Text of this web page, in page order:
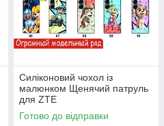
Силіконовий чохол із
малюнком Щенячий патруль
для ZTE
Готово до відправки